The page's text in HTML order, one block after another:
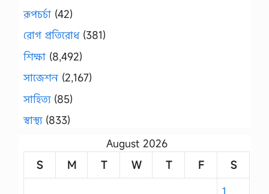
রূপচর্চা (42)
রোগ প্রতিরোধ(381)
শিক্ষা (8,492)
সাজেশন (2,167)
সাহিত্য(85)
স্বাস্থ্য(833)
August 2026
S
M T W T F
S